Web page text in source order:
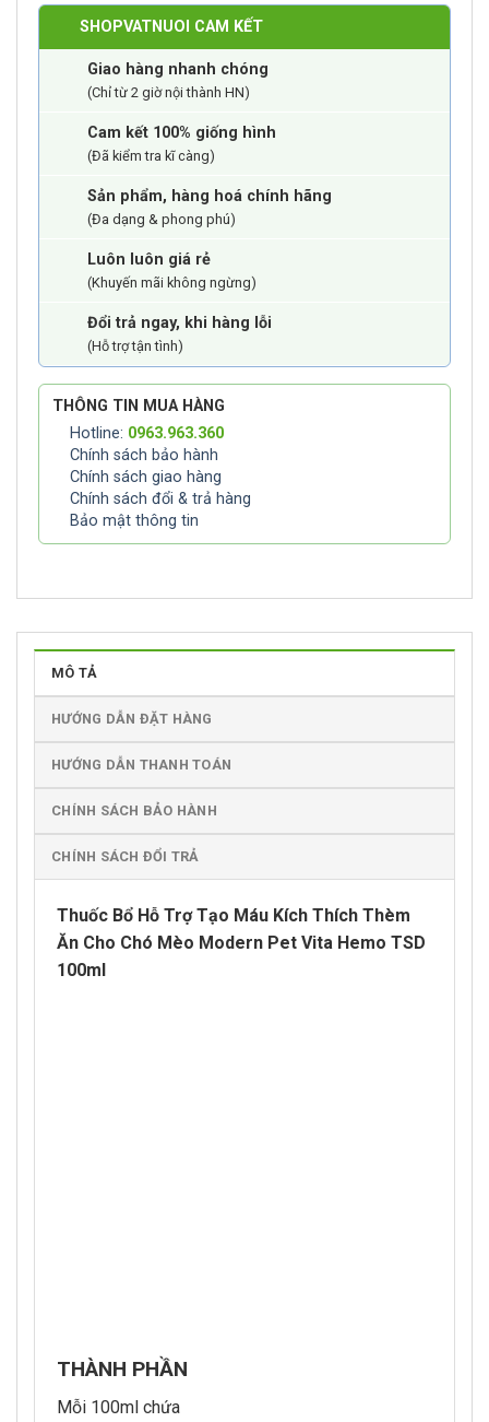
SHOPVATNUOI CAM KẾT
Giao hàng nhanh chóng
(Chỉ từ 2 giờ nội thành HN)
Cam kết 100% giống hình
(Đã kiểm tra kĩ càng)
Sản phẩm, hàng hoá chính hãng
(Đa dạng & phong phú)
Luôn luôn giá rẻ
(Khuyến mãi không ngừng)
Đổi trả ngay, khi hàng lỗi
(Hỗ trợ tận tình)
THÔNG TIN MUA HÀNG
Hotline: 0963.963.360
Chính sách bảo hành
Chính sách giao hàng
Chính sách đổi & trả hàng
Bảo mật thông tin
MÔ TẢ
HƯỚNG DẪN ĐẶT HÀNG
HƯỚNG DẪN THANH TOÁN
CHÍNH SÁCH BẢO HÀNH
CHÍNH SÁCH ĐỔI TRẢ
Thuốc Bổ Hỗ Trợ Tạo Máu Kích Thích Thèm
Ăn Cho Chó Mèo Modern Pet Vita Hemo TSD
100ml
THÀNH PHẦN
Mỗi 100ml chứa